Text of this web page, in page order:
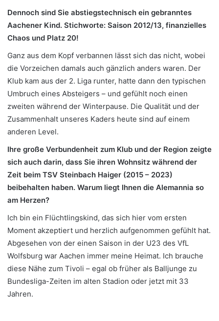
Dennoch sind Sie abstiegstechnisch ein gebranntes
Aachener Kind. Stichworte: Saison 2012/13, finanzielles
Chaos und Platz 20!
Ganz aus dem Kopf verbannen lässt sich das nicht, wobei
die Vorzeichen damals auch gänzlich anders waren. Der
Klub kam aus der 2. Liga runter, hatte dann den typischen
Umbruch eines Absteigers – und gefühlt noch einen
zweiten während der Winterpause. Die Qualität und der
Zusammenhalt unseres Kaders heute sind auf einem
anderen Level.
Ihre große Verbundenheit zum Klub und der Region zeigte
sich auch darin, dass Sie ihren Wohnsitz während der
Zeit beim TSV Steinbach Haiger (2015 – 2023)
beibehalten haben. Warum liegt Ihnen die Alemannia so
am Herzen?
Ich bin ein Flüchtlingskind, das sich hier vom ersten
Moment akzeptiert und herzlich aufgenommen gefühlt hat.
Abgesehen von der einen Saison in der U23 des VfL
Wolfsburg war Aachen immer meine Heimat. Ich brauche
diese Nähe zum Tivoli – egal ob früher als Balljunge zu
Bundesliga-Zeiten im alten Stadion oder jetzt mit 33
Jahren.